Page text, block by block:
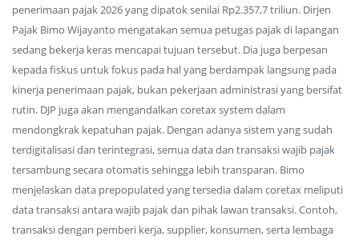
penerimaan pajak 2026 yang dipatok senilai Rp2.357,7 triliun. Dirjen
Pajak Bimo Wijayanto mengatakan semua petugas pajak di lapangan
sedang bekerja keras mencapai tujuan tersebut. Dia juga berpesan
kepada fiskus untuk fokus pada hal yang berdampak langsung pada
kinerja penerimaan pajak, bukan pekerjaan administrasi yang bersifat
rutin. DJP juga akan mengandalkan coretax system dalam
mendongkrak kepatuhan pajak. Dengan adanya sistem yang sudah
terdigitalisasi dan terintegrasi, semua data dan transaksi wajib pajak
tersambung secara otomatis sehingga lebih transparan. Bimo
menjelaskan data prepopulated yang tersedia dalam coretax meliputi
data transaksi antara wajib pajak dan pihak lawan transaksi. Contoh,
transaksi dengan pemberi kerja, supplier, konsumen, serta lembaga